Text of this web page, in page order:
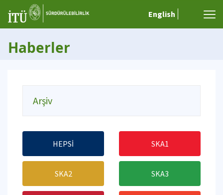
English
Haberler
Arşiv
HEPSİ SKA1
SKA2 SKA3